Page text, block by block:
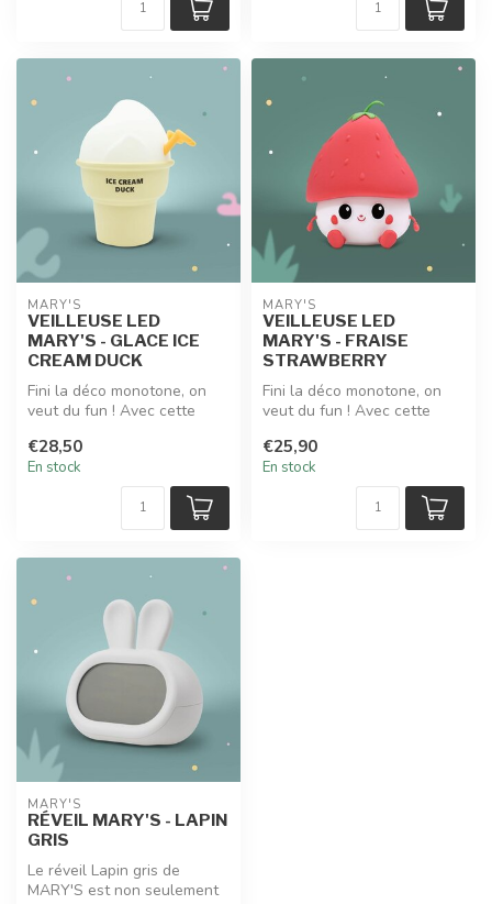
MARY'S
VEILLEUSE LED
MARY'S - GLACE ICE
CREAM DUCK
Fini la déco monotone, on
veut du fun ! Avec cette
forme...
€28,50
En stock
MARY'S
VEILLEUSE LED
MARY'S - FRAISE
STRAWBERRY
Fini la déco monotone, on
veut du fun ! Avec cette
forme...
€25,90
En stock
MARY'S
RÉVEIL MARY'S - LAPIN
GRIS
Le réveil Lapin gris de
MARY'S est non seulement